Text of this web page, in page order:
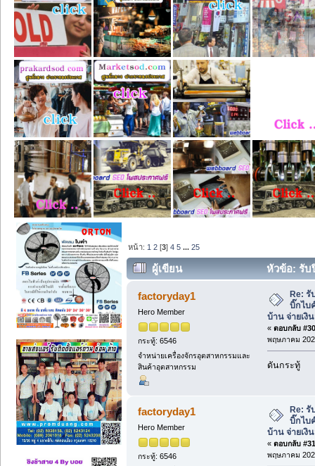
หน้า: 1 2 [3]4 5 ...25
ผู้เขียน
หัวข้อ: รั
จ่ายเงินสด (อ่าน 39710 ครั้ง)
factoryday1
Hero Member
กระทู้: 6546
จำหน่ายเครื่องจักรอุตสาหกรรมและ
สินค้าอุตสาหกรรม
Re:
บิ๊กไบ
บ้าน จ่ายเงิ
« ตอบกลับ
พฤษภาคม
ดันกระทู้
factoryday1
Hero Member
กระทู้: 6546
Re:
บิ๊กไบ
บ้าน จ่ายเงิ
« ตอบกลับ
พฤษภาคม